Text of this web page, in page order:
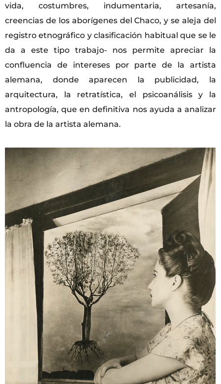
vida, costumbres, indumentaria, artesanía,
creencias de los aborígenes del Chaco, y se aleja del
registro etnográfico y clasificación habitual que se le
da a este tipo trabajo- nos permite apreciar la
confluencia de intereses por parte de la artista
alemana, donde aparecen la publicidad, la
arquitectura, la retratística, el psicoanálisis y la
antropología, que en definitiva nos ayuda a analizar
la obra de la artista alemana.